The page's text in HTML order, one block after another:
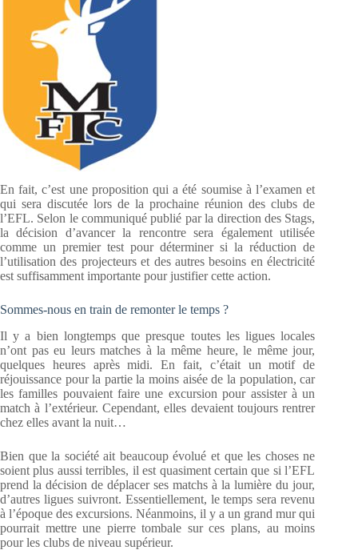
En fait, c’est une proposition qui a été soumise à l’examen et
qui sera discutée lors de la prochaine réunion des clubs de
l’EFL. Selon le communiqué publié par la direction des Stags,
la décision d’avancer la rencontre sera également utilisée
comme un premier test pour déterminer si la réduction de
l’utilisation des projecteurs et des autres besoins en électricité
est suffisamment importante pour justifier cette action.
Sommes-nous en train de remonter le temps ?
Il y a bien longtemps que presque toutes les ligues locales
n’ont pas eu leurs matches à la même heure, le même jour,
quelques heures après midi. En fait, c’était un motif de
réjouissance pour la partie la moins aisée de la population, car
les familles pouvaient faire une excursion pour assister à un
match à l’extérieur. Cependant, elles devaient toujours rentrer
chez elles avant la nuit…
Bien que la société ait beaucoup évolué et que les choses ne
soient plus aussi terribles, il est quasiment certain que si l’EFL
prend la décision de déplacer ses matchs à la lumière du jour,
d’autres ligues suivront. Essentiellement, le temps sera revenu
à l’époque des excursions. Néanmoins, il y a un grand mur qui
pourrait mettre une pierre tombale sur ces plans, au moins
pour les clubs de niveau supérieur.